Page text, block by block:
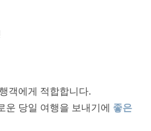
객에게 적합합니다.
운 당일 여행을 보내기에 좋은